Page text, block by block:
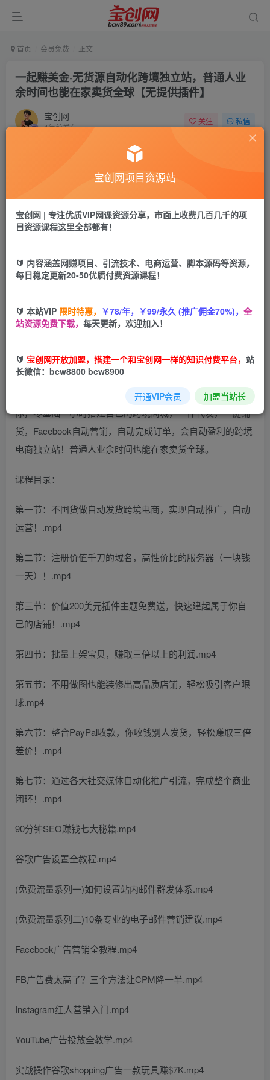
首页 会员免费 正文
一起赚美金·无货源自动化跨境独立站，普通人业
余时间也能在家卖货全球【无提供插件】
宝创网
4年前发布
关注 私信
宝币9.9 宝币 19.9
立即购买
课程来自一起赚美金的无货源自动化跨境独立站。本教程仅
供参考，不能提供插件，感兴趣可官方自行购买。手把手教
你，零基础一小时搭建自己的跨境商城，一件代发，一键铺
货，Facebook自动营销，自动完成订单，会自动盈利的跨境
电商独立站！普通人业余时间也能在家卖货全球。
课程目录：
第一节：不囤货做自动发货跨境电商，实现自动推广，自动
运营！.mp4
第二节：注册价值千刀的域名，高性价比的服务器（一块钱
一天）！.mp4
第三节：价值200美元插件主题免费送，快速建起属于你自
己的店铺！.mp4
第四节：批量上架宝贝，赚取三倍以上的利润.mp4
第五节：不用做图也能装修出高品质店铺，轻松吸引客户眼
球.mp4
第六节：整合PayPal收款，你收钱别人发货，轻松赚取三倍
差价！.mp4
第七节：通过各大社交媒体自动化推广引流，完成整个商业
闭环！.mp4
90分钟SEO赚钱七大秘籍.mp4
谷歌广告设置全教程.mp4
(免费流量系列一)如何设置站内邮件群发体系.mp4
(免费流量系列二)10条专业的电子邮件营销建议.mp4
Facebook广告营销全教程.mp4
FB广告费太高了？三个方法让CPM降一半.mp4
Instagram红人营销入门.mp4
YouTube广告投放全教学.mp4
实战操作谷歌shopping广告一款玩具赚$7K.mp4
宝创网项目资源站
宝创网 | 专注优质VIP网课资源分享，市面上收费几百几千的项
目资源课程这里全部都有！
🔰 内容涵盖网赚项目、引流技术、电商运营、脚本源码等资源，
每日稳定更新20-50优质付费资源课程！
🔰 本站VIP 限时特惠， ￥78/年，￥99/永久 (推广佣金70%)， 全
站资源免费下载， 每天更新，欢迎加入！
🔰 宝创网开放加盟，搭建一个和宝创网一样的知识付费平台， 站
长微信：bcw8800 bcw8900
开通VIP会员 加盟当站长